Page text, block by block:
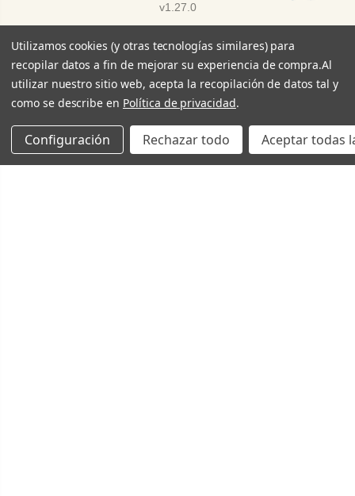
v1.27.0
Utilizamos cookies (y otras tecnologías similares) para
recopilar datos a fin de mejorar su experiencia de compra.Al
utilizar nuestro sitio web, acepta la recopilación de datos tal y
como se describe en Política de privacidad.
Configuración Rechazar todo Aceptar todas